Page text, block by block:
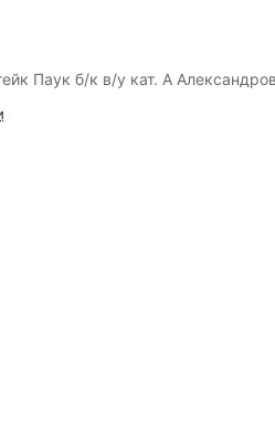
Паук б/к в/у кат. А Александров